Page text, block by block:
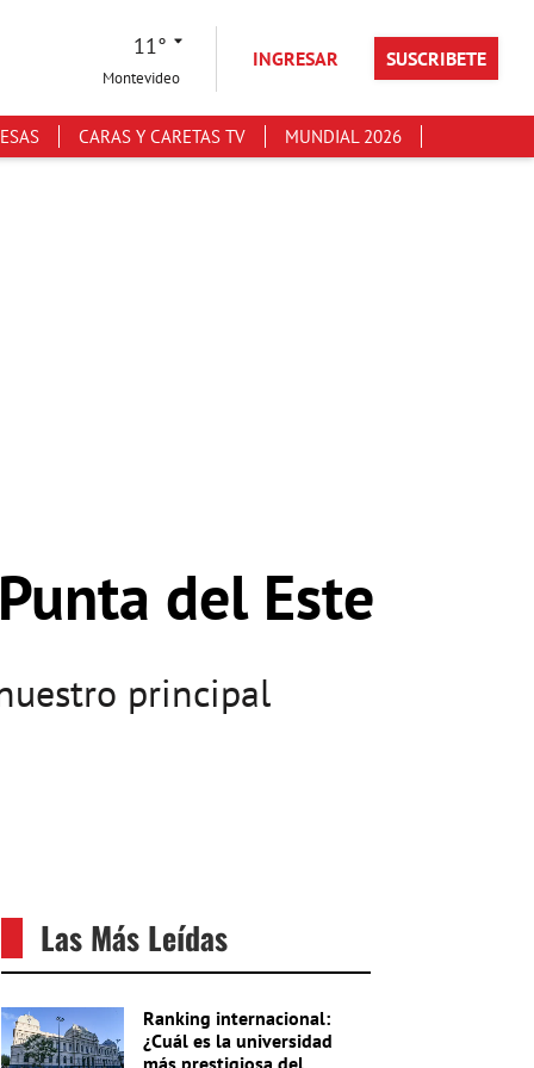
11°
Montevideo
INGRESAR SUSCRIBETE
CARAS Y CARETAS TV MUNDIAL 2026
del Este
principal
Las Más Leídas
Ranking internacional:
¿Cuál es la universidad
más prestigiosa del